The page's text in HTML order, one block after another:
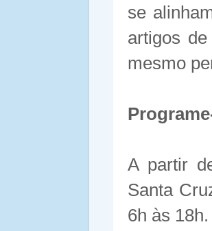
se
artigos
mesmo
A partir
Santa
6h às 18h.